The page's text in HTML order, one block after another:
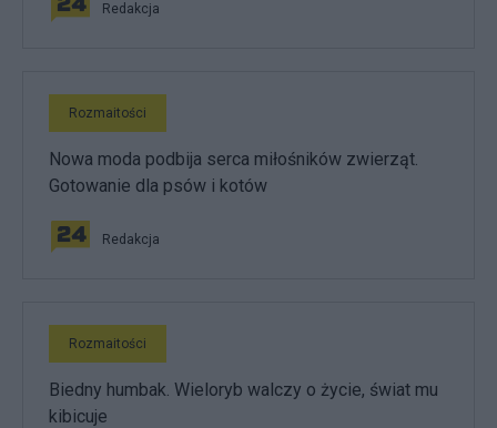
Redakcja
Rozmaitości
Nowa moda podbija serca miłośników zwierząt.
Gotowanie dla psów i kotów
Redakcja
Rozmaitości
Biedny humbak. Wieloryb walczy o życie, świat mu
kibicuje